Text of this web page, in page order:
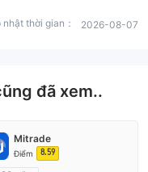
nhật thời gian： 2026-08-07
đã xem..
Mitrade
Điểm 8.59